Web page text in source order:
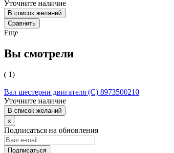
Уточните наличие
В список желаний
Сравнить
Еще
Вы смотрели
( 1)
Вал шестерни двигателя (С) 8973500210
Уточните наличие
В список желаний
x
Подписаться на обновления